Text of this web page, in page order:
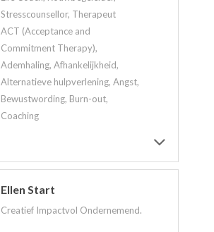
Stresscounsellor, Therapeut
ACT (Acceptance and
Commitment Therapy),
Ademhaling, Afhankelijkheid,
Alternatieve hulpverlening, Angst,
Bewustwording, Burn-out,
Coaching
Ellen Start
Creatief Impactvol Ondernemend.